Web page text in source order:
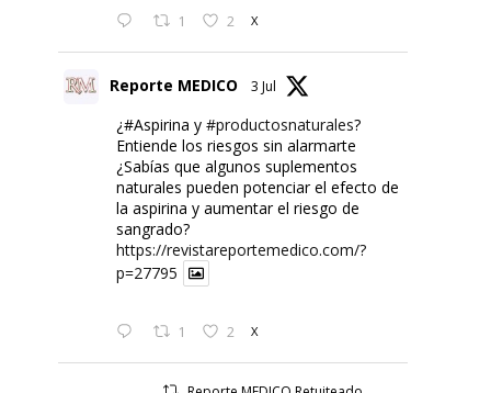
1 2 X
Reporte MEDICO 3 Jul
¿#Aspirina y #productosnaturales?
Entiende los riesgos sin alarmarte
¿Sabías que algunos suplementos
naturales pueden potenciar el efecto de
la aspirina y aumentar el riesgo de
sangrado?
https://revistareportemedico.com/?
p=27795
1 2 X